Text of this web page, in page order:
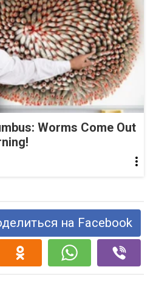
Worms Come Out
на Facebook